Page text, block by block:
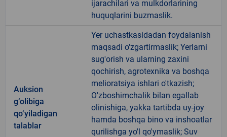
ijarachilari va mulkdorlarining
huquqlarini buzmaslik.
Auksion
g‘olibiga
qo‘yiladigan
talablar
Yer uchastkasidadan foydalanish
maqsadi o'zgartirmaslik; Yerlarni
sug'orish va ularning zaxini
qochirish, agrotexnika va boshqa
melioratsiya ishlari o'tkazish;
O'zboshimchalik bilan egallab
olinishiga, yakka tartibda uy-joy
hamda boshqa bino va inshoatlar
qurilishga yo'l qo'ymaslik; Suv